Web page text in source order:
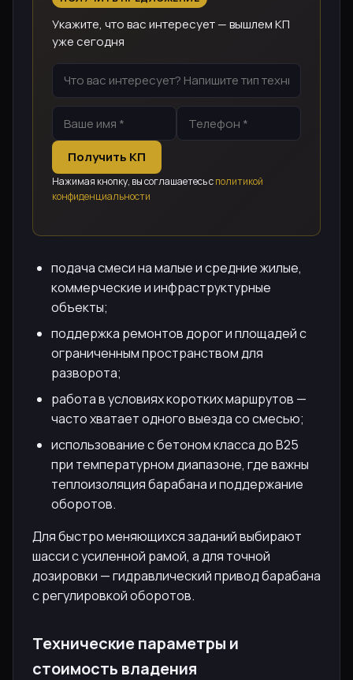
Укажите, что вас интересует — вышлем КП
уже сегодня
Получить КП
Нажимая кнопку, вы соглашаетесь сполитикой
конфиденциальности
подача смеси на малые и средние жилые,
коммерческие и инфраструктурные
объекты;
поддержка ремонтов дорог и площадей с
ограниченным пространством для
разворота;
работа в условиях коротких маршрутов —
часто хватает одного выезда со смесью;
использование с бетоном класса до В25
при температурном диапазоне, где важны
теплоизоляция барабана и поддержание
оборотов.
Для быстро меняющихся заданий выбирают
шасси с усиленной рамой, а для точной
дозировки — гидравлический привод барабана
с регулировкой оборотов.
Технические параметры и
стоимость владения